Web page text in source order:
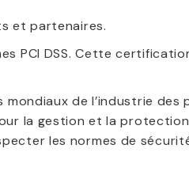
et partenaires.
PCI DSS. Cette
de l’industrie des
la gestion et la
les normes de